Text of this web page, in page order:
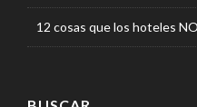
12 cosas que los hoteles